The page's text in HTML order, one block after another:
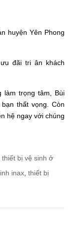
huyện Yên Phong
đãi tri ân khách
làm trọng tâm, Bùi
thất vọng. Còn
hệ ngay với chúng
thiết bị vệ sinh ở
inax thiết bị